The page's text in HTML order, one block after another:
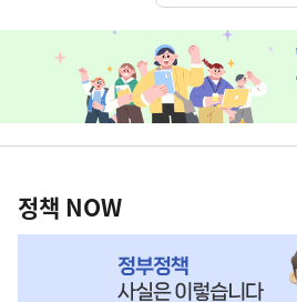
너
역책
NOW,
정책 NOW